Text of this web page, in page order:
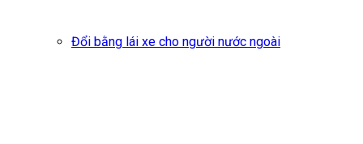
Đổi bằng lái xe cho người nước ngoài